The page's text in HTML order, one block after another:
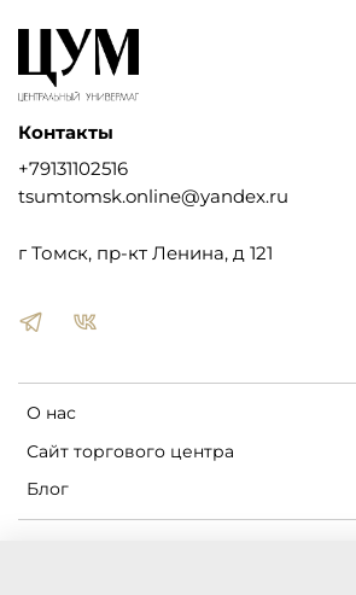
О нас
Сайт торгового центра
Блог
Контакты
+79131102516
tsumtomsk.online@yandex.ru
г Томск, пр-кт Ленина, д 121